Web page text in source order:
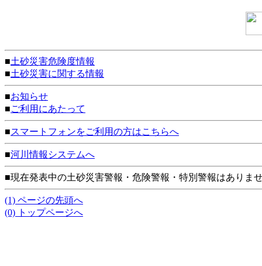
■土砂災害危険度情報
■土砂災害に関する情報
■お知らせ
■ご利用にあたって
■スマートフォンをご利用の方はこちらへ
■河川情報システムへ
■現在発表中の土砂災害警報・危険警報・特別警報はありま
(1) ページの先頭へ
(0) トップページへ